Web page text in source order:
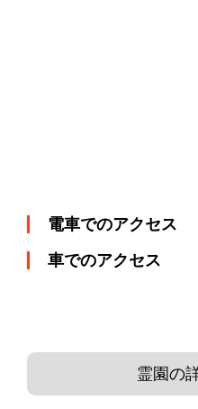
電車でのアクセス
車でのアクセス
霊園の